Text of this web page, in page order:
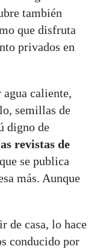
también
que disfruta
privados en
agua caliente,
semillas de
digno de
revistas de
se publica
más. Aunque
de casa, lo hace
conducido por